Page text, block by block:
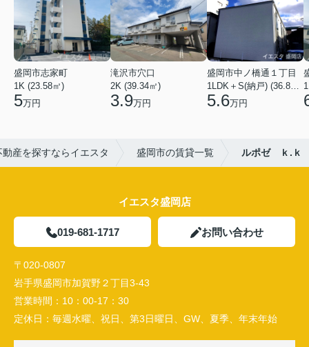
盛岡市志家町
1K (23.58㎡)
5万円
滝沢市穴口
2K (39.34㎡)
3.9万円
盛岡市中ノ橋通１丁目
1LDK＋S(納戸) (36.80㎡)
5.6万円
産を探すならイエスタ 盛岡市の賃貸一覧 ルポゼ ｋ.ｋ
イエスタ盛岡店
019-681-1717 お問い合わせ
〒020-0807
岩手県盛岡市加賀野２丁目3-43
営業時間： 10：00-17：30
定休日： 毎週水曜、祝日、第3日曜日、GW、夏季、年末年始